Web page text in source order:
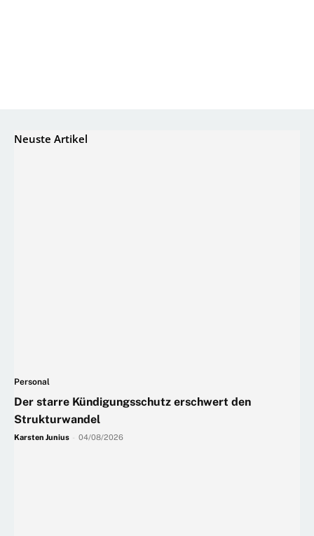
Neuste Artikel
Personal
Der starre Kündigungsschutz erschwert den
Strukturwandel
Karsten Junius 04/08/2026